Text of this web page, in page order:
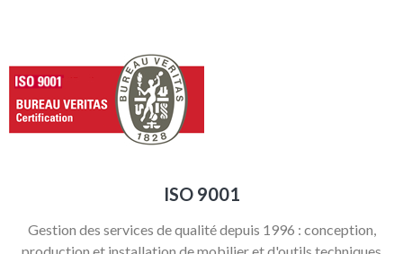
ISO 9001
Gestion des services de qualité depuis 1996 : conception,